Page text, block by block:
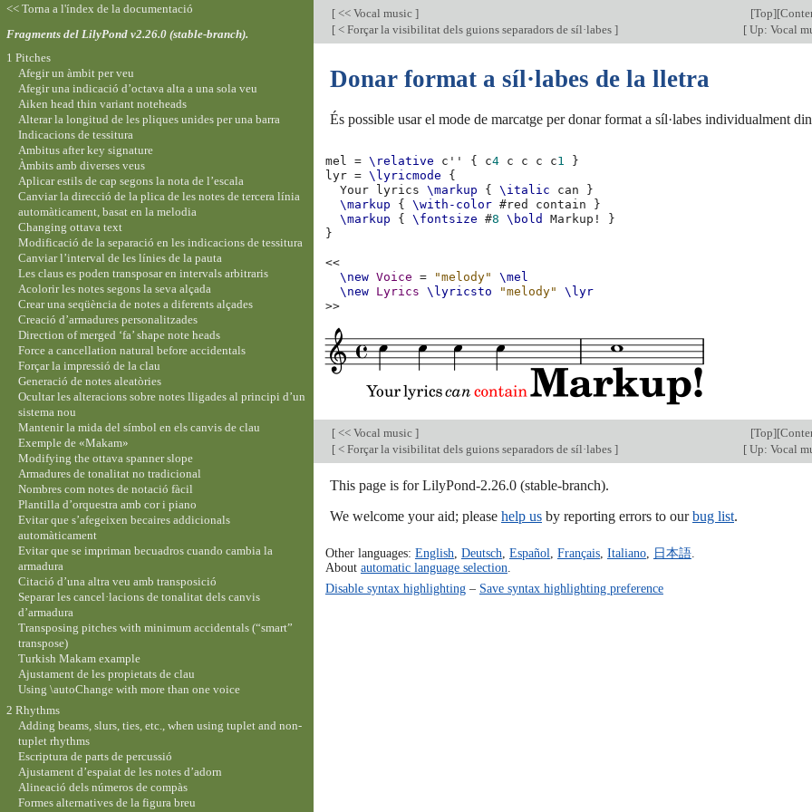
[ << Vocal music ] [Top][
[ < Forçar la visibilitat dels guions separadors de síl·labes ] [ Up: Vocal
Donar format a síl·labes de la lletra
És possible usar el mode de marcatge per donar format a síl·labes individualment
mel = \relative c'' { c4 c c c c1
}
lyr = \lyricmode
{
Your
lyrics \markup { \italic can
}
\markup
{ \with-color #red contain
}
\markup
{ \fontsize #8 \bold Markup!
}
}
<<
\new Voice = "melody"
\mel
\new Lyrics \lyricsto "melody"
\lyr
>>
[ << Vocal music ] [Top][
[ < Forçar la visibilitat dels guions separadors de síl·labes ] [ Up: Vocal
This page is for LilyPond-2.26.0 (stable-branch).
We welcome your aid; please help us by reporting errors to ourbug list.
Other languages: English Deutsch Español Français, Italiano, 日本語.
About automatic language selection
Disable syntax highlighting– Save syntax highlighting preference
<< Torna a l'índex de la documentació
Fragments del LilyPond v2.26.0 (stable-branch).
1 Pitches
Afegir un àmbit per veu
Afegir una indicació d’octava alta a una sola veu
Aiken head thin variant noteheads
Alterar la longitud de les pliques unides per una barra
Indicacions de tessitura
Ambitus after key signature
Àmbits amb diverses veus
Aplicar estils de cap segons la nota de l’escala
Canviar la direcció de la plica de les notes de tercera línia
automàticament, basat en la melodia
Changing ottava text
Modificació de la separació en les indicacions de tessitura
Canviar l’interval de les línies de la pauta
Les claus es poden transposar en intervals arbitraris
Acolorir les notes segons la seva alçada
Crear una seqüència de notes a diferents alçades
Creació d’armadures personalitzades
Direction of merged ‘fa’ shape note heads
Force a cancellation natural before accidentals
Forçar la impressió de la clau
Generació de notes aleatòries
Ocultar les alteracions sobre notes lligades al principi d’un
sistema nou
Mantenir la mida del símbol en els canvis de clau
Exemple de «Makam»
Modifying the ottava spanner slope
Armadures de tonalitat no tradicional
Nombres com notes de notació fàcil
Plantilla d’orquestra amb cor i piano
Evitar que s’afegeixen becaires addicionals
automàticament
Evitar que se impriman becuadros cuando cambia la
armadura
Citació d’una altra veu amb transposició
Separar les cancel·lacions de tonalitat dels canvis
d’armadura
Transposing pitches with minimum accidentals (“smart”
transpose)
Turkish Makam example
Ajustament de les propietats de clau
Using \autoChange with more than one voice
2 Rhythms
Adding beams, slurs, ties, etc., when using tuplet and non-
tuplet rhythms
Escriptura de parts de percussió
Ajustament d’espaiat de les notes d’adorn
Alineació dels números de compàs
Formes alternatives de la figura breu